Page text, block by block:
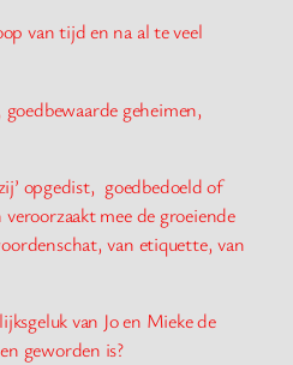
van tijd en na al te veel
geheimen,
opgedist, goedbedoeld of
mee de groeiende
van etiquette, van
van Jo en Mieke de
geworden is?